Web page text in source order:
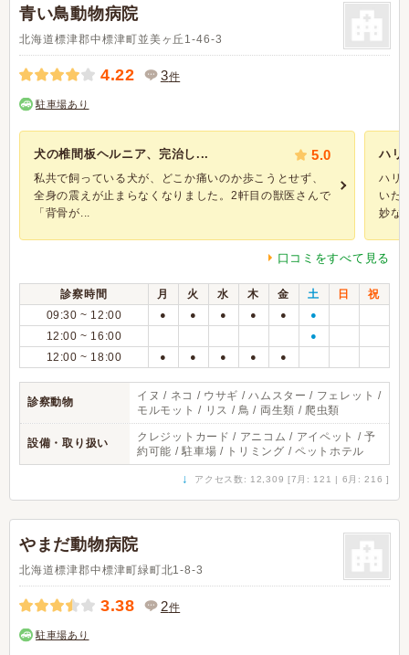
青い鳥動物病院
北海道標津郡中標津町並美ヶ丘1-46-3
4.22 3件
駐車場あり
犬の椎間板ヘルニア、完治し... 5.0
私共で飼っている犬が、どこか痛いのか歩こうとせず、
全身の震えが止まらなくなりました。2軒目の獣医さんで
「背骨が...
ハリ
ハリ
いた
妙な
口コミをすべて見る
診察時間 月 火 水 木 金 土 日
祝
09:30 ~ 12:00
● ● ● ● ● ●
12:00 ~ 16:00 ●
12:00 ~ 18:00 ● ● ● ● ●
診察動物
イヌ / ネコ / ウサギ / ハムスター / フェレット /
モルモット / リス / 鳥 / 両生類 / 爬虫類
設備・取り扱い
クレジットカード / アニコム / アイペット / 予
約可能 / 駐車場 / トリミング / ペットホテル
↓ アクセス数: 12,309 [7月: 121 | 6月: 216 ]
やまだ動物病院
北海道標津郡中標津町緑町北1-8-3
3.38 2件
駐車場あり